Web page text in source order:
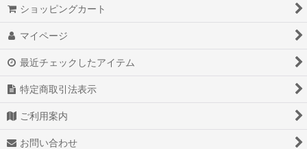
ショッピングカート
マイページ
最近チェックしたアイテム
特定商取引法表示
ご利用案内
お問い合わせ